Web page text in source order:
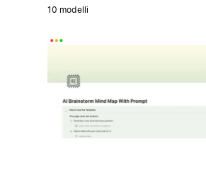
10 modelli